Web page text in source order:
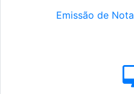
Emissão de